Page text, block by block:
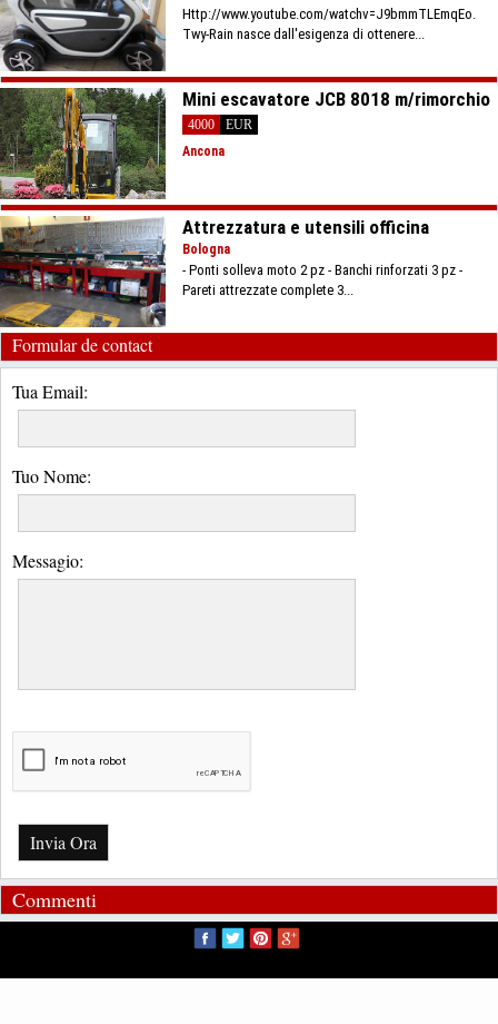
Http://www.youtube.com/watchv=J9bmmTLEmqEo.
Twy-Rain nasce dall'esigenza di ottenere...
Mini escavatore JCB 8018 m/rimorchio
4000
EUR
Ancona
Attrezzatura e utensili officina
Bologna
- Ponti solleva moto 2 pz - Banchi rinforzati 3 pz -
Pareti attrezzate complete 3...
Formular de contact
Tua Email:
Tuo Nome:
Messagio:
Invia Ora
Commenti